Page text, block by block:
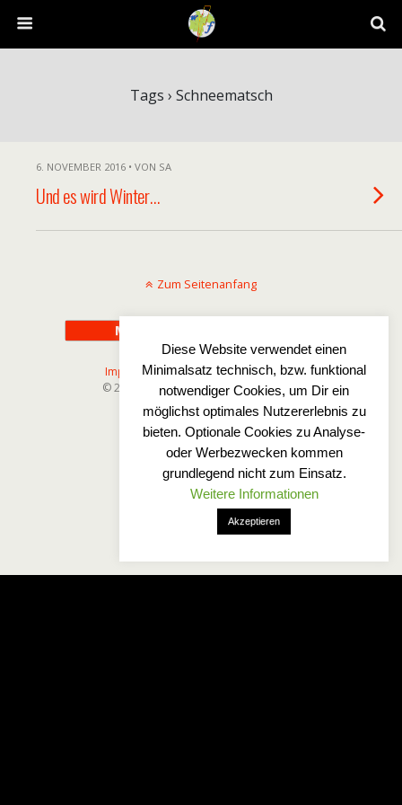
Tags › Schneematsch
6. NOVEMBER 2016 • VON SA
Und es wird Winter…
Zum Seitenanfang
Mobil
Impressum-Disclaimer-Datenschutz
© 2025 Wetterfreaks-Norddeutschland
Diese Website verwendet einen
Minimalsatz technisch, bzw. funktional
notwendiger Cookies, um Dir ein
möglichst optimales Nutzererlebnis zu
bieten. Optionale Cookies zu Analyse-
oder Werbezwecken kommen
grundlegend nicht zum Einsatz.
Weitere Informationen
Akzeptieren